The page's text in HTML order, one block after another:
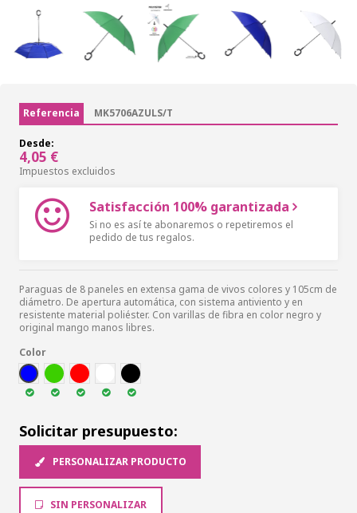
Referencia MK5706AZULS/T
Desde:
4,05 €
Impuestos excluidos
Satisfacción 100% garantizada
Si no es así te abonaremos o repetiremos el
pedido de tus regalos.
Paraguas de 8 paneles en extensa gama de vivos colores y 105cm de
diámetro. De apertura automática, con sistema antiviento y en
resistente material poliéster. Con varillas de fibra en color negro y
original mango manos libres.
Color
AZUL
VER ROJ BLA NEG
Solicitar presupuesto:
PERSONALIZAR PRODUCTO
SIN PERSONALIZAR